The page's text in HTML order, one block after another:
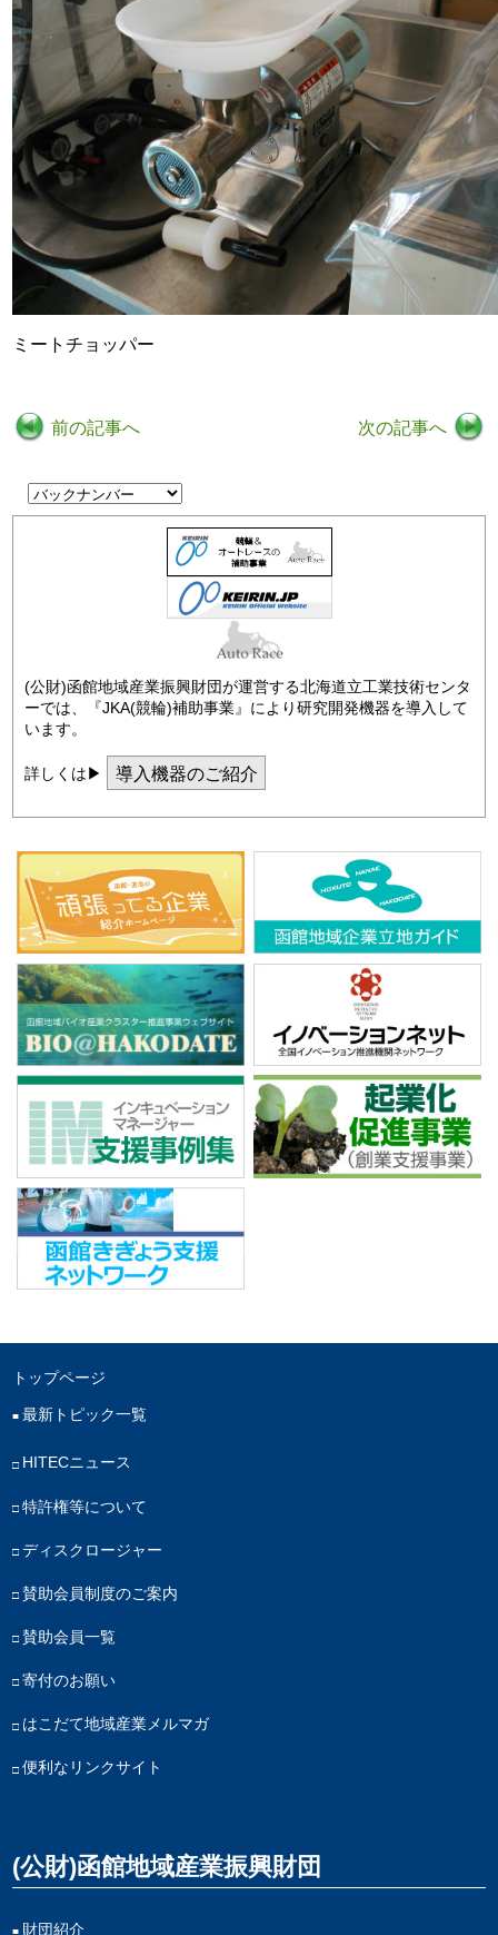
ミートチョッパー
前の記事へ 次の記事へ
(公財)函館地域産業振興財団が運営する北海道立工業技術センタ
ーでは、『JKA(競輪)補助事業』により研究開発機器を導入して
います。
詳しくは▶ 導入機器のご紹介
トップページ
最新トピック一覧
HITECニュース
特許権等について
ディスクロージャー
賛助会員制度のご案内
賛助会員一覧
寄付のお願い
はこだて地域産業メルマガ
便利なリンクサイト
(公財)函館地域産業振興財団
財団紹介